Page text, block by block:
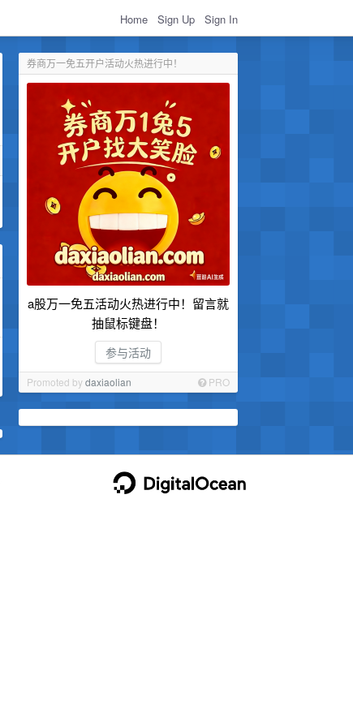
Home Sign Up Sign In
券商万一免五开户活动火热进行中！
a股万一免五活动火热进行中！留言就
抽鼠标键盘！
参与活动
Promoted bydaxiaolian PRO